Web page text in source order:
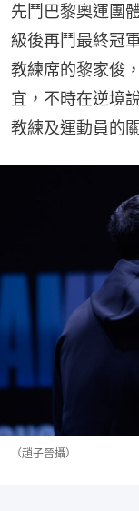
先鬥巴黎奧運團
級後再鬥最終冠
教練席的黎家俊
宜，不時在逆境
教練及運動員的
（趙子晉攝）